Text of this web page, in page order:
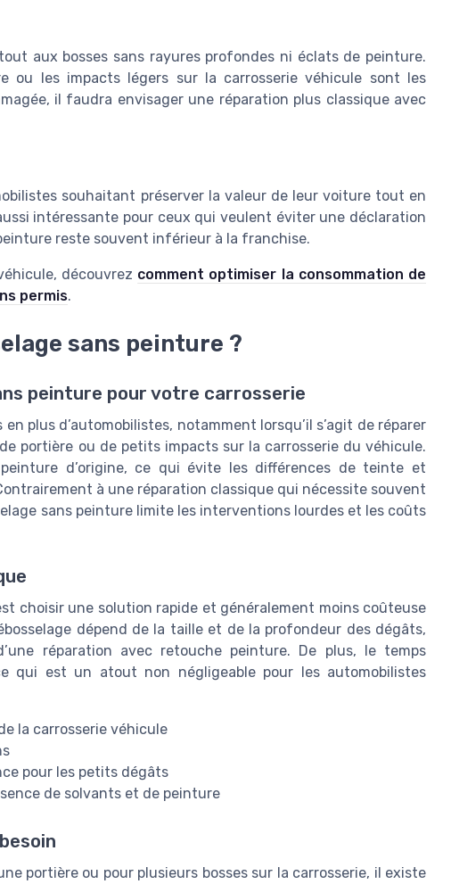
aux bosses sans rayures profondes ni éclats de peinture.
ou les impacts légers sur la carrosserie véhicule sont les
il faudra envisager une réparation plus classique avec
souhaitant préserver la valeur de leur voiture tout en
intéressante pour ceux qui veulent éviter une déclaration
reste souvent inférieur à la franchise.
découvrez comment optimiser la consommation de
permis.
sans peinture ?
peinture pour votre carrosserie
plus d’automobilistes, notamment lorsqu’il s’agit de réparer
portière ou de petits impacts sur la carrosserie du véhicule.
d’origine, ce qui évite les différences de teinte et
à une réparation classique qui nécessite souvent
sans peinture limite les interventions lourdes et les coûts
choisir une solution rapide et généralement moins coûteuse
dépend de la taille et de la profondeur des dégâts,
réparation avec retouche peinture. De plus, le temps
qui est un atout non négligeable pour les automobilistes
la carrosserie véhicule
pour les petits dégâts
de solvants et de peinture
portière ou pour plusieurs bosses sur la carrosserie, il existe